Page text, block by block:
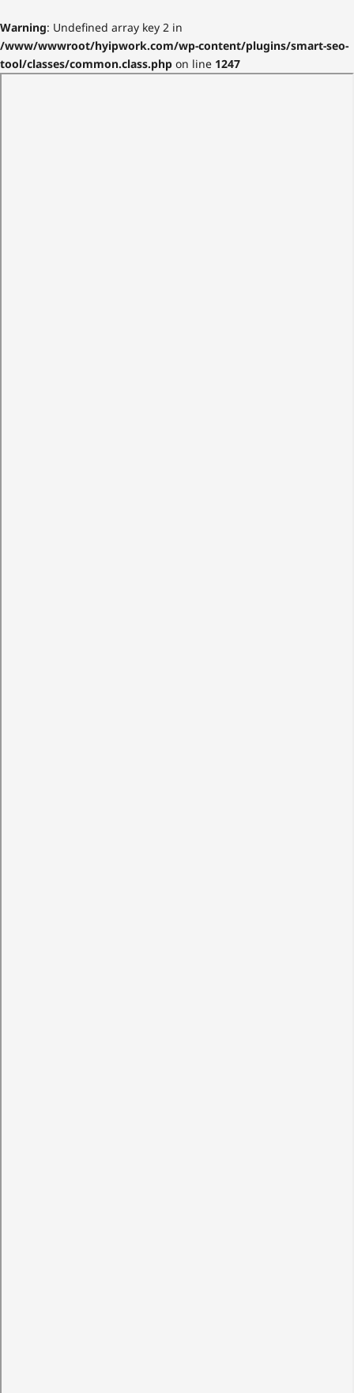
Warning: Undefined array key 2 in
/www/wwwroot/hyipwork.com/wp-content/plugins/smart-seo-
tool/classes/common.class.php on line 1247